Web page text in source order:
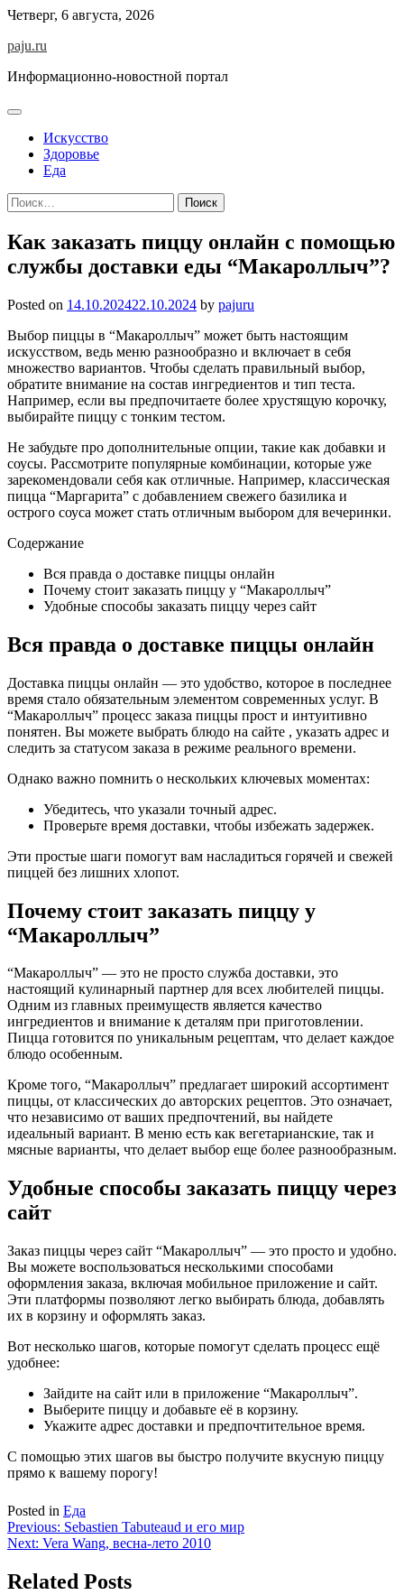
Skip
content
Четверг, 6 августа, 2026
paju.ru
Информационно-новостной портал
Искусство
Здоровье
Еда
Найти:
Как заказать пиццу онлайн с помощью
службы доставки еды “Макароллыч”?
Posted on 14.10.202422.10.2024 by pajuru
Выбор пиццы в “Макароллыч” может быть настоящим
искусством, ведь меню разнообразно и включает в себя
множество вариантов. Чтобы сделать правильный выбор,
обратите внимание на состав ингредиентов и тип теста.
Например, если вы предпочитаете более хрустящую корочку,
выбирайте пиццу с тонким тестом.
Не забудьте про дополнительные опции, такие как добавки и
соусы. Рассмотрите популярные комбинации, которые уже
зарекомендовали себя как отличные. Например, классическая
пицца “Маргарита” с добавлением свежего базилика и
острого соуса может стать отличным выбором для вечеринки.
Содержание
Вся правда о доставке пиццы онлайн
Почему стоит заказать пиццу у “Макароллыч”
Удобные способы заказать пиццу через сайт
Вся правда о доставке пиццы онлайн
Доставка пиццы онлайн — это удобство, которое в последнее
время стало обязательным элементом современных услуг. В
“Макароллыч” процесс заказа пиццы прост и интуитивно
понятен. Вы можете выбрать блюдо на сайте , указать адрес и
следить за статусом заказа в режиме реального времени.
Однако важно помнить о нескольких ключевых моментах:
Убедитесь, что указали точный адрес.
Проверьте время доставки, чтобы избежать задержек.
Эти простые шаги помогут вам насладиться горячей и свежей
пиццей без лишних хлопот.
Почему стоит заказать пиццу у
“Макароллыч”
“Макароллыч” — это не просто служба доставки, это
настоящий кулинарный партнер для всех любителей пиццы.
Одним из главных преимуществ является качество
ингредиентов и внимание к деталям при приготовлении.
Пицца готовится по уникальным рецептам, что делает каждое
блюдо особенным.
Кроме того, “Макароллыч” предлагает широкий ассортимент
пиццы, от классических до авторских рецептов. Это означает,
что независимо от ваших предпочтений, вы найдете
идеальный вариант. В меню есть как вегетарианские, так и
мясные варианты, что делает выбор еще более разнообразным.
Удобные способы заказать пиццу через
сайт
Заказ пиццы через сайт “Макароллыч” — это просто и удобно.
Вы можете воспользоваться несколькими способами
оформления заказа, включая мобильное приложение и сайт.
Эти платформы позволяют легко выбирать блюда, добавлять
их в корзину и оформлять заказ.
Вот несколько шагов, которые помогут сделать процесс ещё
удобнее:
Зайдите на сайт или в приложение “Макароллыч”.
Выберите пиццу и добавьте её в корзину.
Укажите адрес доставки и предпочтительное время.
С помощью этих шагов вы быстро получите вкусную пиццу
прямо к вашему порогу!
Posted in Еда
Навигация
по
записям
Previous: Sebastien Tabuteaud и его мир
Next: Vera Wang, весна-лето 2010
Related Posts